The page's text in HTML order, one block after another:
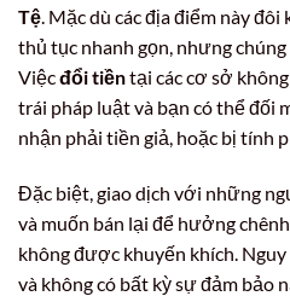
Tệ. Mặc dù các địa điểm này đôi
thủ tục nhanh gọn, nhưng
Việcđổi tiềntại các cơ sở
trái pháp luật và bạn có thể đối
nhận phải tiền giả, hoặc bị tính
Đặc biệt, giao dịch với những
và muốn bán lại để hưởng
không được khuyến khích.
và không có bất kỳ sự đảm bảo